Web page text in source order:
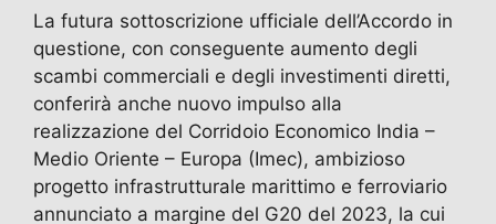
La futura sottoscrizione ufficiale dell’Accordo in
questione, con conseguente aumento degli
scambi commerciali e degli investimenti diretti,
conferirà anche nuovo impulso alla
realizzazione del Corridoio Economico India –
Medio Oriente – Europa (Imec), ambizioso
progetto infrastrutturale marittimo e ferroviario
annunciato a margine del G20 del 2023, la cui